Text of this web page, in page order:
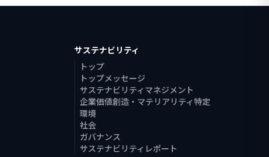
サステナビリティ
トップ
トップメッセージ
サステナビリティマネジメント
企業価値創造・マテリアリティ特定
環境
社会
ガバナンス
サステナビリティレポート